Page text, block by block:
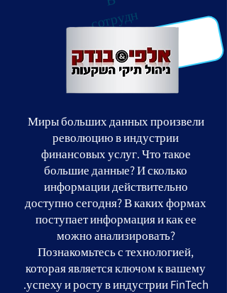
н
Миры больших данных произвели
революцию в индустрии
финансовых услуг. Что такое
большие данные? И сколько
информации действительно
доступно сегодня? В каких формах
поступает информация и как ее
можно анализировать?
Познакомьтесь с технологией,
которая является ключом к вашему
успеху и росту в индустрии FinTech.